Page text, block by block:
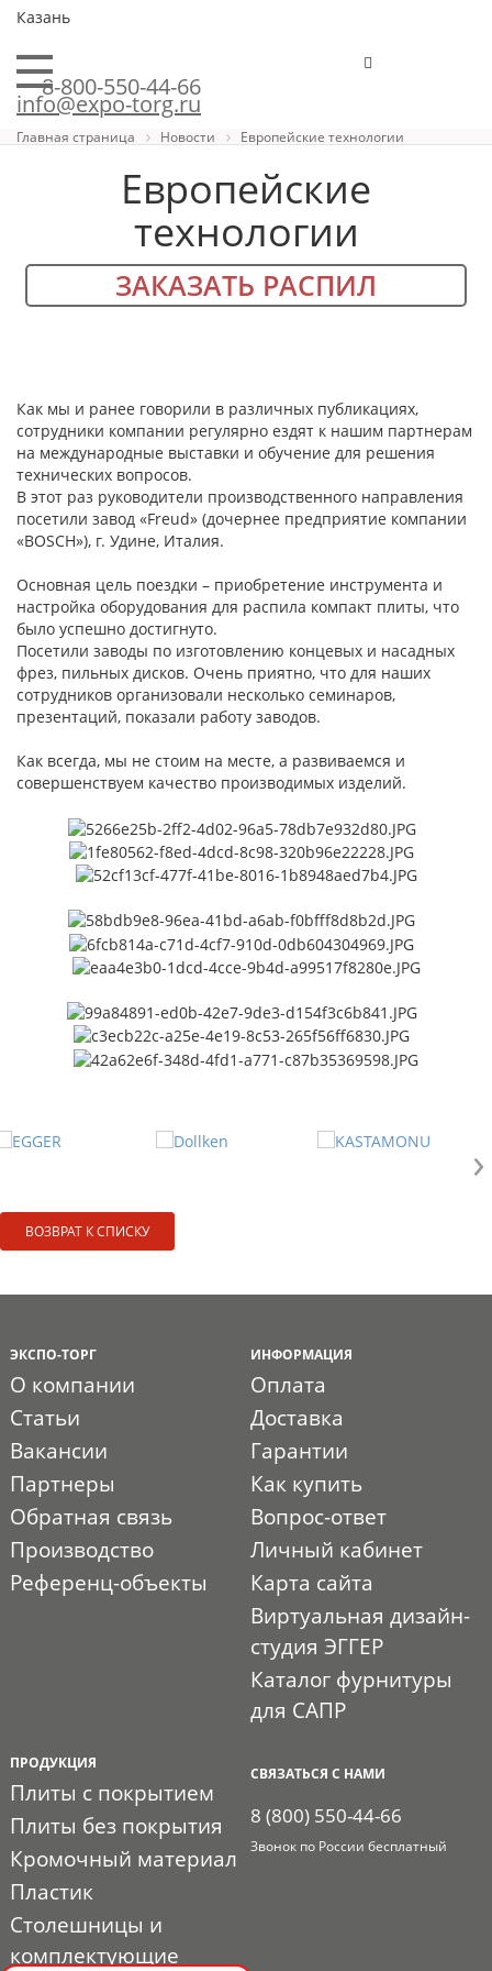
Казань
8-800-550-44-66
info@expo-torg.ru
Главная страница Новости Европейские технологии
Европейские
технологии
ЗАКАЗАТЬ РАСПИЛ
Как мы и ранее говорили в различных публикациях,
сотрудники компании регулярно ездят к нашим партнерам
на международные выставки и обучение для решения
технических вопросов.
В этот раз руководители производственного направления
посетили завод «Freud» (дочернее предприятие компании
«BOSCH»), г. Удине, Италия.
Основная цель поездки – приобретение инструмента и
настройка оборудования для распила компакт плиты, что
было успешно достигнуто.
Посетили заводы по изготовлению концевых и насадных
фрез, пильных дисков. Очень приятно, что для наших
сотрудников организовали несколько семинаров,
презентаций, показали работу заводов.
Как всегда, мы не стоим на месте, а развиваемся и
совершенствуем качество производимых изделий.
›
ВОЗВРАТ К СПИСКУ
ЭКСПО-ТОРГ
О компании
Статьи
Вакансии
Партнеры
Обратная связь
Производство
Референц-объекты
ИНФОРМАЦИЯ
Оплата
Доставка
Гарантии
Как купить
Вопрос-ответ
Личный кабинет
Карта сайта
Виртуальная дизайн-
студия ЭГГЕР
Каталог фурнитуры
для САПР
ПРОДУКЦИЯ
Плиты с покрытием
Плиты без покрытия
Кромочный материал
Пластик
Столешницы и
комплектующие
СВЯЗАТЬСЯ С НАМИ
8 (800) 550-44-66
Звонок по России бесплатный